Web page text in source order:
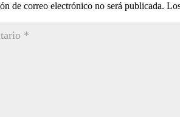
de correo electrónico no será publicada.